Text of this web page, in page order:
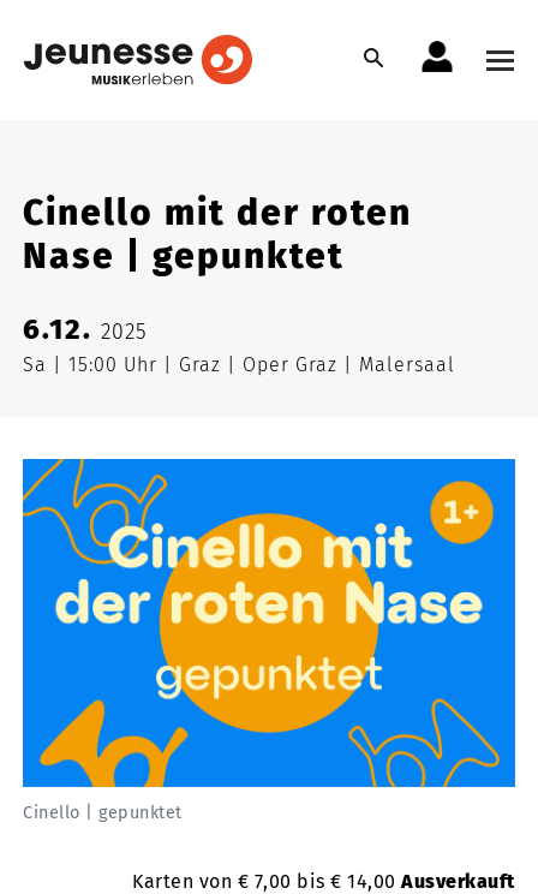
Cinello mit der roten
Nase | gepunktet
6.12.2025
Sa 15:00 Uhr Graz Oper Graz | Malersaal
Cinello | gepunktet
Karten von € 7,00 bis € 14,00Ausverkauft